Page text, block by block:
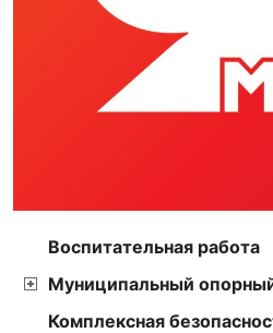
Воспитательная работа
Муниципальный
Комплексная